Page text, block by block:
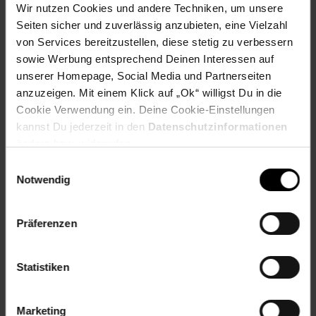
Wir nutzen Cookies und andere Techniken, um unsere
Seiten sicher und zuverlässig anzubieten, eine Vielzahl
von Services bereitzustellen, diese stetig zu verbessern
sowie Werbung entsprechend Deinen Interessen auf
unserer Homepage, Social Media und Partnerseiten
anzuzeigen. Mit einem Klick auf „Ok“ willigst Du in die
Cookie Verwendung ein. Deine Cookie-Einstellungen
kannst Du jederzeit in den Datenschutzinformationen
Notwendig
Präferenzen
Statistiken
Marketing
Zurück zu Vereinsspende
Fußzeile
Weitere Online-Angebote
Netto Reisen TV-Shop Weinwelt